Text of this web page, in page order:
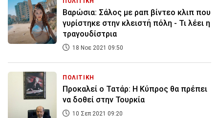
Βαρώσια: Σάλος με ραπ βίντεο κλιπ που
γυρίστηκε στην κλειστή πόλη - Τι λέει η
τραγουδίστρια
18 Νοε 2021 09:50
ΠΟΛΙΤΙΚΗ
Προκαλεί ο Τατάρ: Η Κύπρος θα πρέπει
να δοθεί στην Τουρκία
10 Σεπ 2021 09:20